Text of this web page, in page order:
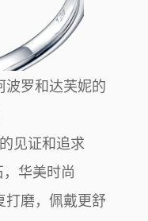
波罗和达芙妮的
见证和追求
，华美时尚
打磨，佩戴更舒